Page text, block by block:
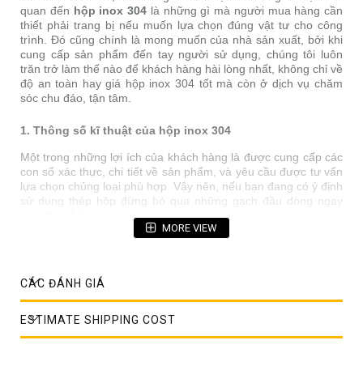
quan đến hộp inox 304 là những gì mà người mua hàng cần
thiết phải trang bị nếu muốn lựa chọn đúng vật tư cho công
trình. Đó cũng chính là mong muốn của nhà sản xuất, bởi khi
cung cấp sản phẩm đến tay người sử dụng, chúng tôi luôn
trăn trở làm thế nào để khách hàng hài lòng nhất, không chỉ về
độ an toàn hay giá hộp inox 304 tốt mà còn ở dịch vụ chăm
sóc chu đáo, tận tâm.
1. Thông số kĩ thuật của hộp inox 304
Một trong những lợi ích của khách hàng là được cung cấp các
con số xác thực, chi tiết về sản phẩm, và yêu cầu được tư vấn
lựa chọn chủng loại phù hợp. Vậy nên, nếu bạn đang có ý định
sử dụng thép hộp đừng bỏ qua những gạch đầu dòng ngay
- Tên gọi: Hộp inox 304
- Vật liệu gia công: Inox mác thép SUS 304 (thành phần bao
gồm Sắt, Crom, Niken, Mangan và thêm một vài nguyên tố
khác như Carbon để tăng cường độ chịu lực và độ bền)
- Tiêu chuẩn, xuất xứ: Hoa Kỳ, Nhật Bản, Trung Quốc, Hàn
MORE VIEW
CÁC ĐÁNH GIÁ
ESTIMATE SHIPPING COST